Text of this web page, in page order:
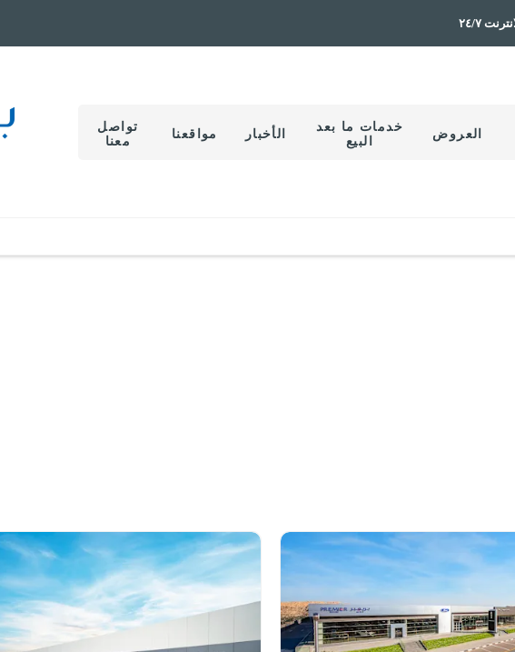
٢٤/٧
العروض
خدمات ما بعد
البيع
الأخبار مواقعنا
تواصل
معنا